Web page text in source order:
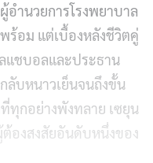
ำนวยการโรงพยาบาล
อม แต่เบื้องหลังชีวิตคู่
แชบอลและประธาน
ลับหนาวเย็นจนถึงขั้น
ทุกอย่างพังทลาย เซยุน
องสงสัยอันดับหนึ่งของ